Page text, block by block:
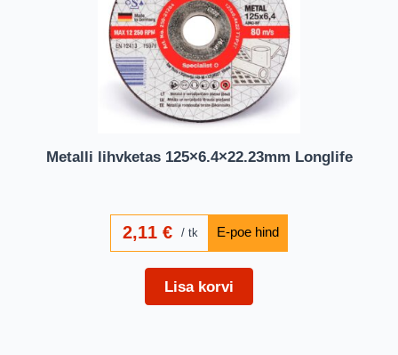
Metalli lihvketas 125×6.4×22.23mm Longlife
2,11€ tk
Lisa korvi